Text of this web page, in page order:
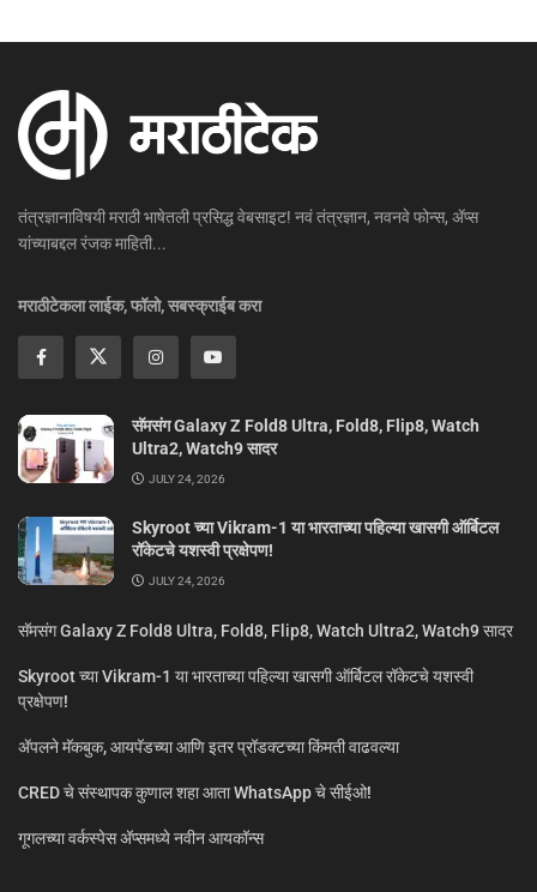
तंत्रज्ञानाविषयी मराठी भाषेतली प्रसिद्ध वेबसाइट! नवं तंत्रज्ञान, नवनवे फोन्स, ॲप्स
यांच्याबद्दल रंजक माहिती...
मराठीटेकला लाईक, फॉलो, सबस्क्राईब करा
सॅमसंग Galaxy Z Fold8 Ultra, Fold8, Flip8, Watch
Ultra2, Watch9 सादर
JULY 24, 2026
Skyroot च्या Vikram-1 या भारताच्या पहिल्या खासगी ऑर्बिटल
रॉकेटचे यशस्वी प्रक्षेपण!
JULY 24, 2026
सॅमसंग Galaxy Z Fold8 Ultra, Fold8, Flip8, Watch Ultra2, Watch9 सादर
Skyroot च्या Vikram-1 या भारताच्या पहिल्या खासगी ऑर्बिटल रॉकेटचे यशस्वी
प्रक्षेपण!
ॲपलने मॅकबुक, आयपॅडच्या आणि इतर प्रॉडक्टच्या किंमती वाढवल्या
CRED चे संस्थापक कुणाल शहा आता WhatsApp चे सीईओ!
गूगलच्या वर्कस्पेस अ‍ॅप्समध्ये नवीन आयकॉन्स